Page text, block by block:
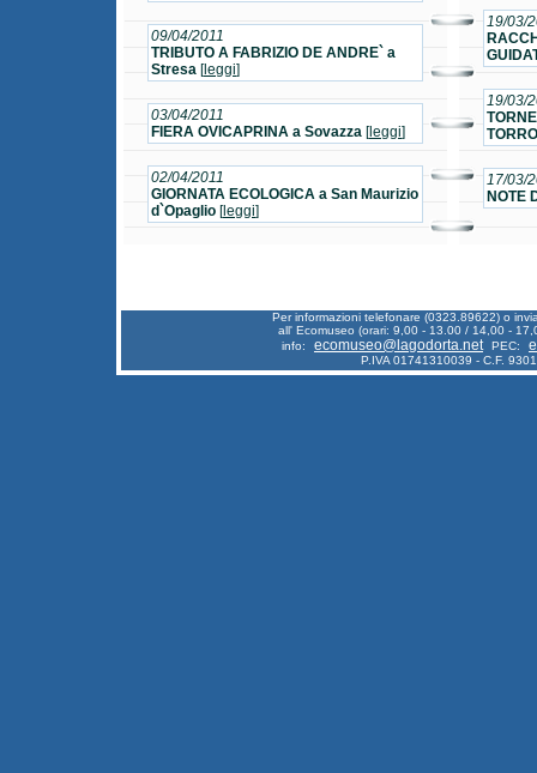
09/04/2011
TRIBUTO A FABRIZIO DE ANDRE` a
Stresa [leggi]
03/04/2011
FIERA OVICAPRINA a Sovazza [leggi]
02/04/2011
GIORNATA ECOLOGICA a San Maurizio
d`Opaglio [leggi]
19/03/
19/03/
17/03/
NOTE
Per informazioni telefonare (0323.89622) o
all' Ecomuseo (orari: 9,00 - 13.00 / 14,00 -
info:
ecomuseo@lagodorta.net PEC:
P.IVA 01741310039 - C.F.